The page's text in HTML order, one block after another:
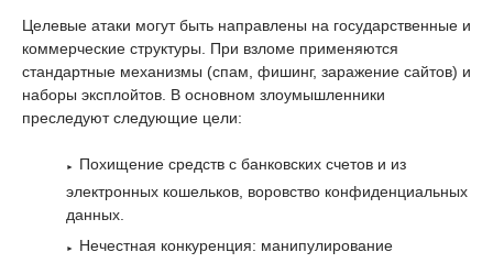
Целевые атаки могут быть направлены на государственные и
коммерческие структуры. При взломе применяются
стандартные механизмы (спам, фишинг, заражение сайтов) и
наборы эксплойтов. В основном злоумышленники
преследуют следующие цели:
Похищение средств с банковских счетов и из
электронных кошельков, воровство конфиденциальных
данных.
Нечестная конкуренция: манипулирование